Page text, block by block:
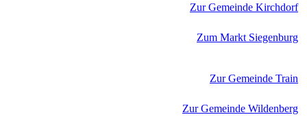
Zur Gemeinde Kirchdorf
Zum Markt Siegenburg
Zur Gemeinde Train
Zur Gemeinde Wildenberg